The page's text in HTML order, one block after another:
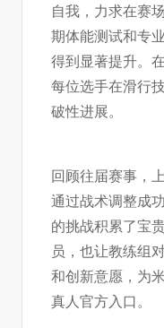
自我，力求在赛
期体能测试和专
得到显著提升。
每位选手在滑行
破性进展。
回顾往届赛事，
通过战术调整成
的挑战积累了宝
员，也让教练组
和创新意愿，为
真人官方入口 。